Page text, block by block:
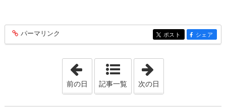
entry215
パーマリンク entry215
ポスト entry215
シェア
「2022年3月 4日」
前の日 記事一覧 次の日